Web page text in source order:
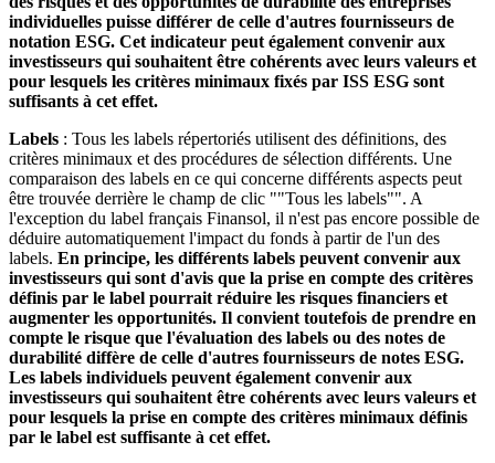
individuelles puisse différer de celle d'autres fournisseurs de
notation ESG. Cet indicateur peut également convenir aux
investisseurs qui souhaitent être cohérents avec leurs valeurs et
pour lesquels les critères minimaux fixés par ISS ESG sont
suffisants à cet effet.
Labels : Tous les labels répertoriés utilisent des définitions, des
critères minimaux et des procédures de sélection différents. Une
comparaison des labels en ce qui concerne différents aspects peut
être trouvée derrière le champ de clic ""Tous les labels"". A
l'exception du label français Finansol, il n'est pas encore possible de
déduire automatiquement l'impact du fonds à partir de l'un des
labels. En principe, les différents labels peuvent convenir aux
investisseurs qui sont d'avis que la prise en compte des critères
définis par le label pourrait réduire les risques financiers et
augmenter les opportunités. Il convient toutefois de prendre en
compte le risque que l'évaluation des labels ou des notes de
durabilité diffère de celle d'autres fournisseurs de notes ESG.
Les labels individuels peuvent également convenir aux
investisseurs qui souhaitent être cohérents avec leurs valeurs et
pour lesquels la prise en compte des critères minimaux définis
par le label est suffisante à cet effet.